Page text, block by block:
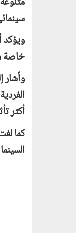
ويؤكد
خاصة
وأشار
أكثر
كما